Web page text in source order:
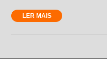
LER MAIS